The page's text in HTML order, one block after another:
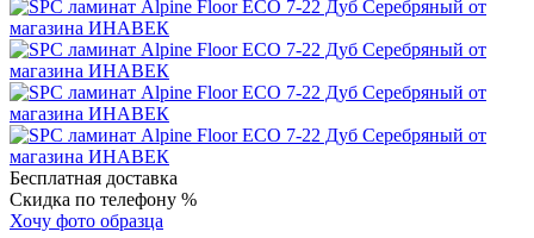
Бесплатная доставка
Скидка по телефону %
Хочу фото образца